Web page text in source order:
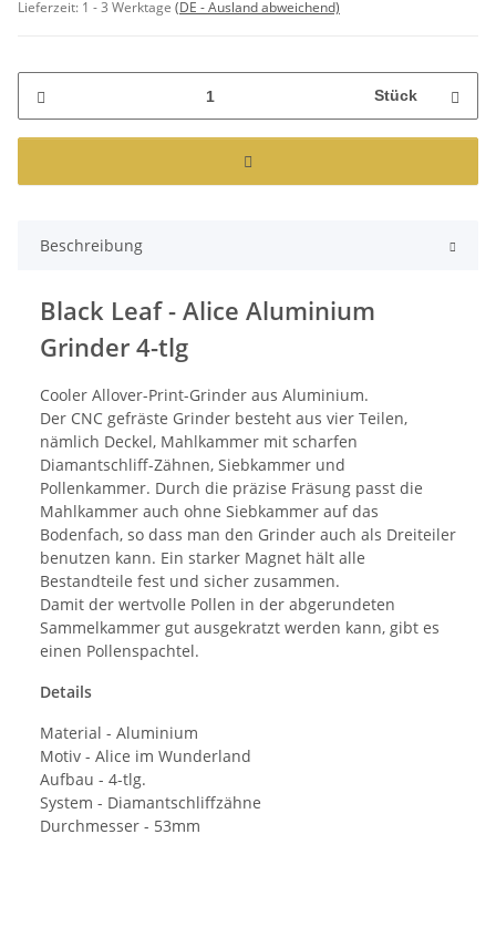
Lieferzeit: 1 - 3 Werktage (DE - Ausland abweichend)
Stück
Beschreibung
Black Leaf - Alice Aluminium
Grinder 4-tlg
Cooler Allover-Print-Grinder aus Aluminium.
Der CNC gefräste Grinder besteht aus vier Teilen,
nämlich Deckel, Mahlkammer mit scharfen
Diamantschliff-Zähnen, Siebkammer und
Pollenkammer. Durch die präzise Fräsung passt die
Mahlkammer auch ohne Siebkammer auf das
Bodenfach, so dass man den Grinder auch als Dreiteiler
benutzen kann. Ein starker Magnet hält alle
Bestandteile fest und sicher zusammen.
Damit der wertvolle Pollen in der abgerundeten
Sammelkammer gut ausgekratzt werden kann, gibt es
einen Pollenspachtel.
Details
Material - Aluminium
Motiv - Alice im Wunderland
Aufbau - 4-tlg.
System - Diamantschliffzähne
Durchmesser - 53mm